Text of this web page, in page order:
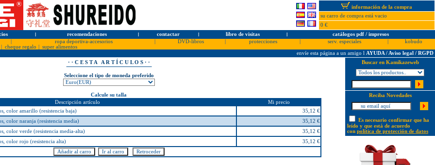
información de la compra
su carro de compra está vacio
0 €
l recomendaciones l contactar l libro de visitas l
catálogos pdf / impresos
ropa deportiva-accesorios DVD-libros protecciones serv. especiales
kobudo
cheque regalo
super alimentos
envíe esta página a un amigo l AYUDA / Aviso legal / RGPD
· · C E S T A A R T Í C U L O S · ·
Seleccione el tipo de moneda preferido
Calcule su talla
Descripción artículo
Mi precio
color amarillo (resistencia baja)
35,12 €
color naranja (resistencia media)
35,12 €
color verde (resistencia media-alta)
35,12 €
color rojo (resistencia alta)
35,12 €
Buscar en Kamikazeweb
Reciba Novedades
Es necesario confirmar que ha
leído y que está de acuerdo
con política de protección de datos